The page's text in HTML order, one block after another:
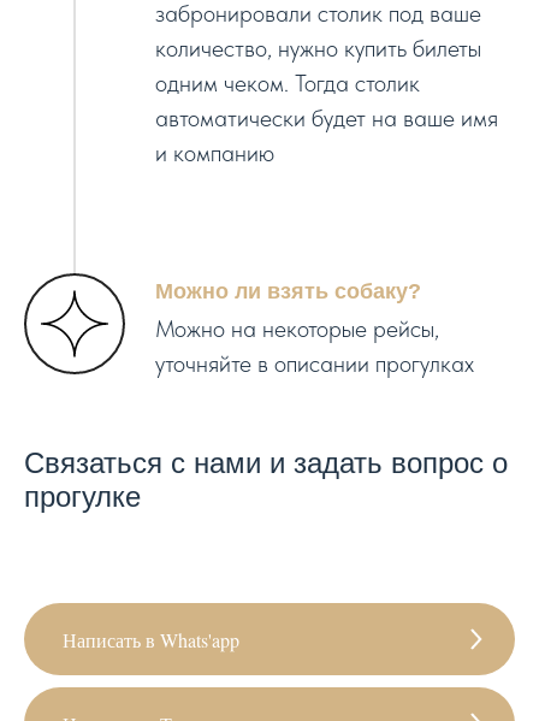
забронировали столик под ваше
количество, нужно купить билеты
одним чеком. Тогда столик
автоматически будет на ваше имя
и компанию
Можно ли взять собаку?
Можно на некоторые рейсы,
уточняйте в описании прогулках
Связаться с нами и задать вопрос о
прогулке
Написать в Whats'app